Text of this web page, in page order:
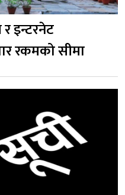
र इन्टरनेट
रकमको सीमा